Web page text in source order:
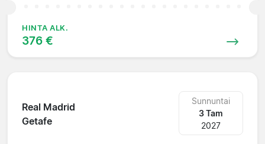
HINTA ALK.
376 €
Real Madrid
Getafe
Sunnuntai
3 Tam
2027